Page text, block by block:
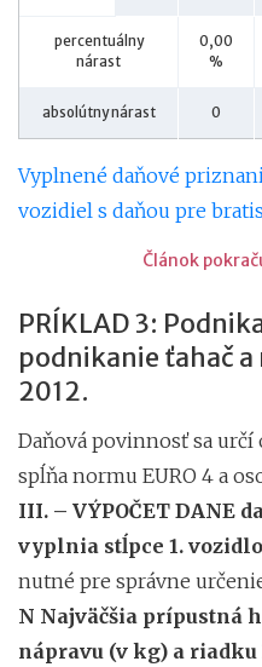
percentuálny
nárast
0,00
%
absolútny nárast 0
Vyplnené daňové
vozidiel s daňou pre
Článok
PRÍKLAD 3:
podnikanie ťahač a
2012.
Daňová povinnosť sa
spĺňa normu EURO 4 a
III. – VÝPOČET DANE
vyplnia stĺpce 1.
nutné pre správne
N Najväčšia prípustná
nápravu (v kg) a riadku